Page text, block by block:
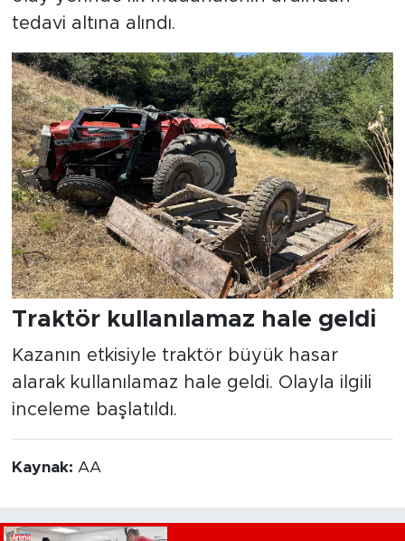
tedavi altına alındı.
Traktör kullanılamaz hale geldi
Kazanın etkisiyle traktör büyük hasar
alarak kullanılamaz hale geldi. Olayla ilgili
inceleme başlatıldı.
Kaynak: AA